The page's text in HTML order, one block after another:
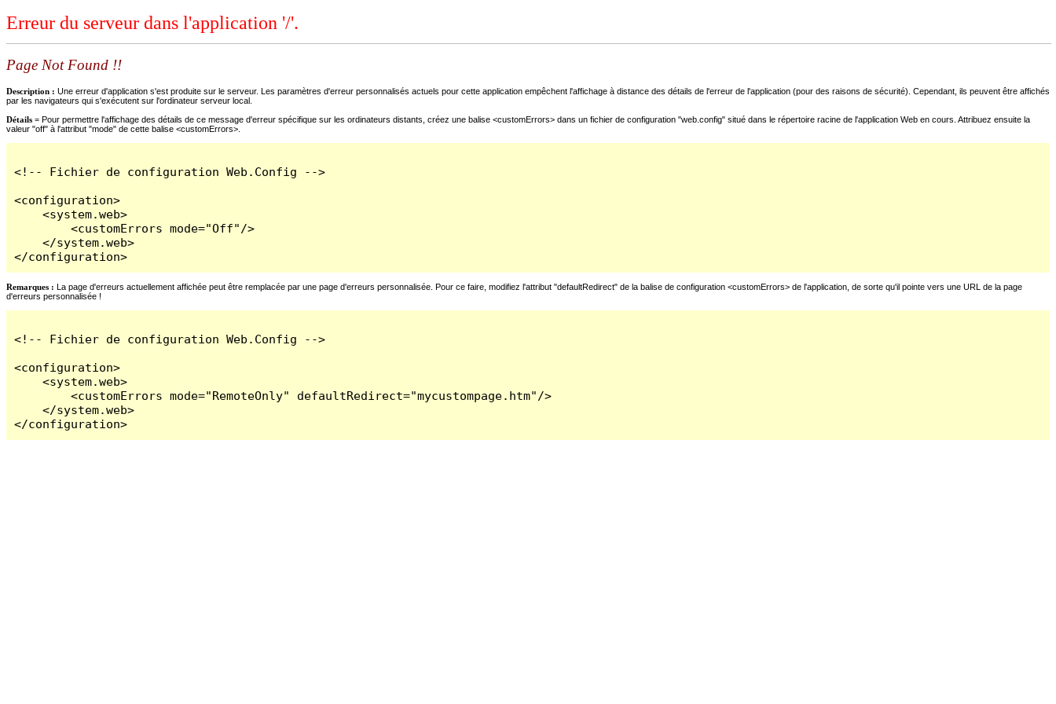
Erreur du serveur dans l'application '/'.
Page Not Found !!
Description : Une erreur d'application s'est produite sur le serveur. Les paramètres d'erreur personnalisés actuels pour cette application empêchent l'affichage à distance des détails de l'erreur de l'application (pour des raisons de sécurité). Cependant, ils peuvent être affichés
par les navigateurs qui s'exécutent sur l'ordinateur serveur local.
Détails = Pour permettre l'affichage des détails de ce message d'erreur spécifique sur les ordinateurs distants, créez une balise <customErrors> dans un fichier de configuration "web.config" situé dans le répertoire racine de l'application Web en cours. Attribuez ensuite la
valeur "off" à l'attribut "mode" de cette balise <customErrors>.
<!-- Fichier de configuration Web.Config -->
<configuration>
    <system.web>
        <customErrors mode="Off"/>
    </system.web>
</configuration>
Remarques : La page d'erreurs actuellement affichée peut être remplacée par une page d'erreurs personnalisée. Pour ce faire, modifiez l'attribut "defaultRedirect" de la balise de configuration <customErrors> de l'application, de sorte qu'il pointe vers une URL de la page
d'erreurs personnalisée !
<!-- Fichier de configuration Web.Config -->
<configuration>
    <system.web>
        <customErrors mode="RemoteOnly" defaultRedirect="mycustompage.htm"/>
    </system.web>
</configuration>